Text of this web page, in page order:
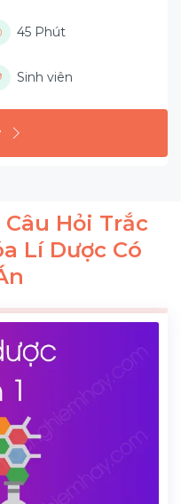
45 Phút
Sinh viên
Câu Hỏi Trắc
Lí Dược Có